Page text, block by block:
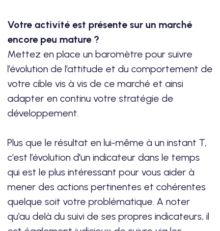
Votre activité est présente sur un marché
encore peu mature ?
Mettez en place un baromètre pour suivre
l’évolution de l’attitude et du comportement de
votre cible vis à vis de ce marché et ainsi
adapter en continu votre stratégie de
développement.
Plus que le résultat en lui-même à un instant T,
c’est l’évolution d'un indicateur dans le temps
qui est le plus intéressant pour vous aider à
mener des actions pertinentes et cohérentes
quelque soit votre problématique. A noter
qu’au delà du suivi de ses propres indicateurs, il